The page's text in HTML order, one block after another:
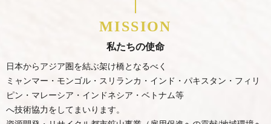
MISSION
私たちの使命
日本からアジア圏を結ぶ架け橋となるべく
ミャンマー・モンゴル・スリランカ・インド・パキスタン・フィリ
ピン・マレーシア・インドネシア・ベトナム等
へ技術協力をしてまいります。